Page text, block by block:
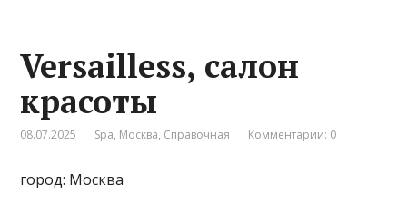
Versailless, салон
красоты
08.07.2025 Spa, Москва, Справочная Комментарии: 0
город: Москва